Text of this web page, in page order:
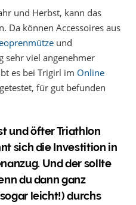
und Herbst, kann das
Da können Accessoires aus
und
sehr viel angenehmer
es bei Trigirl im Online
für gut befunden
und öfter Triathlon
sich die Investition in
Und der sollte
du dann ganz
leicht!) durchs